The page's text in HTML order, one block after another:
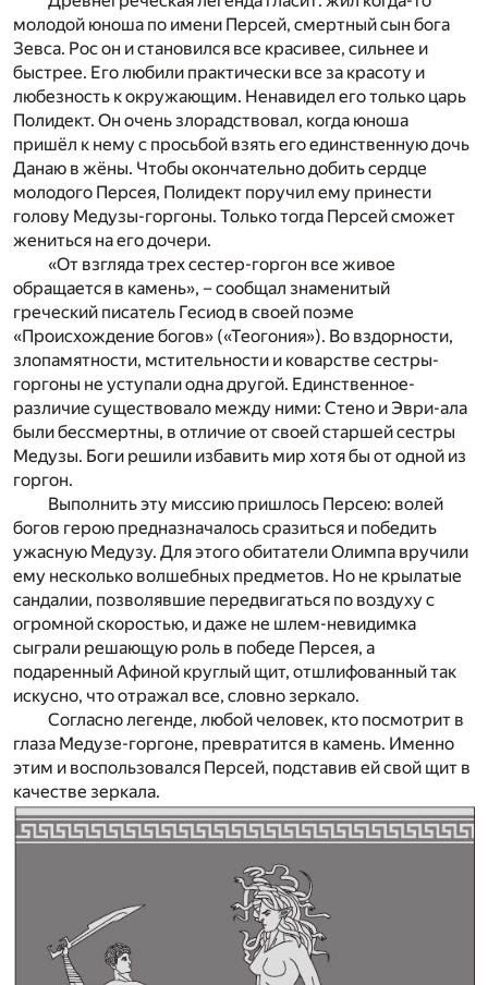
молодой юноша по имени Персей, смертный сын бога
Зевса. Рос он и становился все красивее, сильнее и
быстрее. Его любили практически все за красоту и
любезность к окружающим. Ненавидел его только царь
Полидект. Он очень злорадствовал, когда юноша
пришёл к нему с просьбой взять его единственную дочь
Данаю в жёны. Чтобы окончательно добить сердце
молодого Персея, Полидект поручил ему принести
голову Медузы-горгоны. Только тогда Персей сможет
жениться на его дочери.
«От взгляда трех сестер-горгон все живое
обращается в камень», – сообщал знаменитый
греческий писатель Гесиод в своей поэме
«Происхождение богов» («Теогония»). Во вздорности,
злопамятности, мстительности и коварстве сестры-
горгоны не уступали одна другой. Единственное-
различие существовало между ними: Стено и Эври-ала
были бессмертны, в отличие от своей старшей сестры
Медузы. Боги решили избавить мир хотя бы от одной из
горгон.
Выполнить эту миссию пришлось Персею: волей
богов герою предназначалось сразиться и победить
ужасную Медузу. Для этого обитатели Олимпа вручили
ему несколько волшебных предметов. Но не крылатые
сандалии, позволявшие передвигаться по воздуху с
огромной скоростью, и даже не шлем-невидимка
сыграли решающую роль в победе Персея, а
подаренный Афиной круглый щит, отшлифованный так
искусно, что отражал все, словно зеркало.
Согласно легенде, любой человек, кто посмотрит в
глаза Медузе-горгоне, превратится в камень. Именно
этим и воспользовался Персей, подставив ей свой щит в
качестве зеркала.